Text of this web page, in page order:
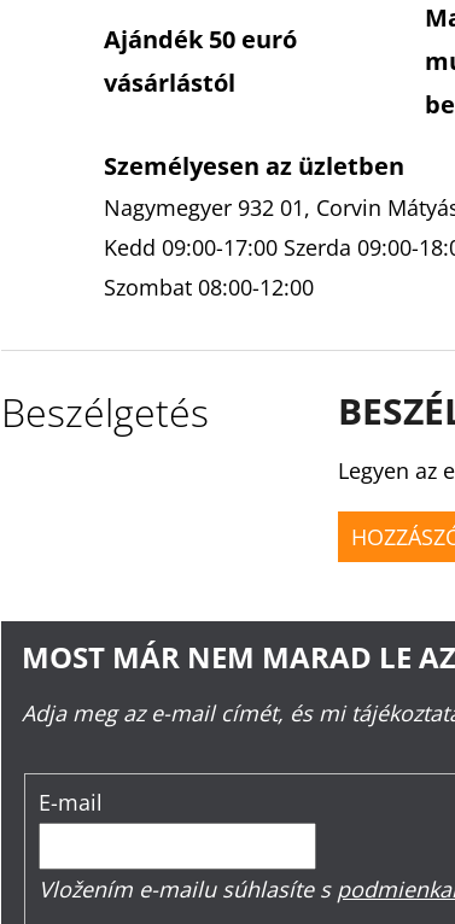
Ajándék 50 euró
vásárlástól
Személyesen az üzletben
Nagymegyer 932 01, Corvin
Kedd 09:00-17:00 Szerda 09:00-
Szombat 08:00-12:00
Beszélgetés
Legyen az
MOST MÁR NEM MARAD LE
Adja meg az e-mail címét, és mi
E-mail
Vložením e-mailu súhlasíte s